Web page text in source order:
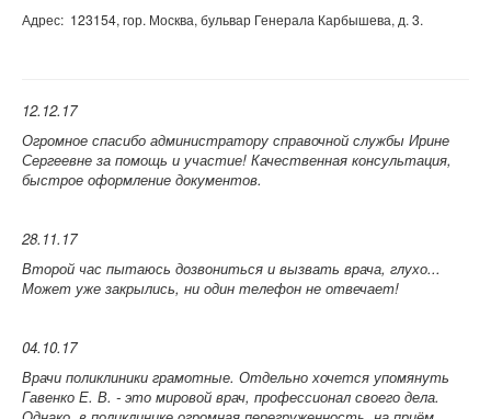
Адрес: 123154, гор. Москва, бульвар Генерала Карбышева, д. 3.
12.12.17
Огромное спасибо администратору справочной службы Ирине
Сергеевне за помощь и участие! Качественная консультация,
быстрое оформление документов.
28.11.17
Второй час пытаюсь дозвониться и вызвать врача, глухо...
Может уже закрылись, ни один телефон не отвечает!
04.10.17
Врачи поликлиники грамотные. Отдельно хочется упомянуть
Гавенко Е. В. - это мировой врач, профессионал своего дела.